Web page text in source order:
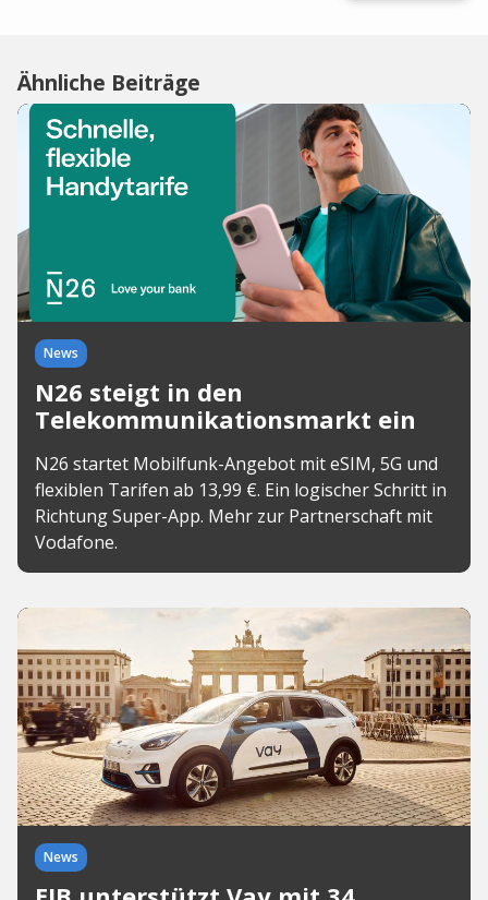
Ähnliche Beiträge
News
N26 steigt in den
Telekommunikationsmarkt ein
N26 startet Mobilfunk-Angebot mit eSIM, 5G und
flexiblen Tarifen ab 13,99 €. Ein logischer Schritt in
Richtung Super-App. Mehr zur Partnerschaft mit
Vodafone.
News